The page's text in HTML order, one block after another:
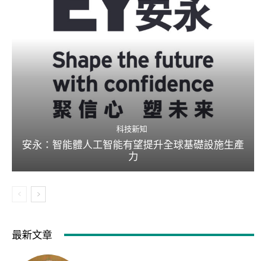
科技新知
安永：智能體人工智能有望提升全球基礎設施生產
力
最新文章